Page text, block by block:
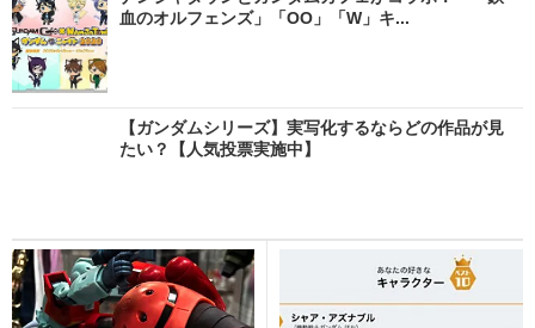
血のオルフェンズ」「OO」「W」キ...
【ガンダムシリーズ】実写化するならどの作品が見
たい？【人気投票実施中】